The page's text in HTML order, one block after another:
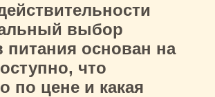
выбор
питания основан на
что
по цене и какая